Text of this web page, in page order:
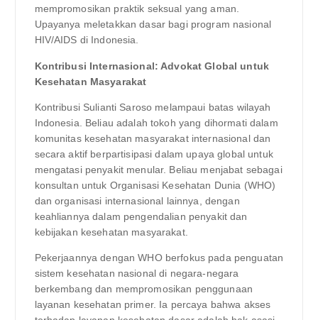
mempromosikan praktik seksual yang aman.
Upayanya meletakkan dasar bagi program nasional
HIV/AIDS di Indonesia.
Kontribusi Internasional: Advokat Global untuk
Kesehatan Masyarakat
Kontribusi Sulianti Saroso melampaui batas wilayah
Indonesia. Beliau adalah tokoh yang dihormati dalam
komunitas kesehatan masyarakat internasional dan
secara aktif berpartisipasi dalam upaya global untuk
mengatasi penyakit menular. Beliau menjabat sebagai
konsultan untuk Organisasi Kesehatan Dunia (WHO)
dan organisasi internasional lainnya, dengan
keahliannya dalam pengendalian penyakit dan
kebijakan kesehatan masyarakat.
Pekerjaannya dengan WHO berfokus pada penguatan
sistem kesehatan nasional di negara-negara
berkembang dan mempromosikan penggunaan
layanan kesehatan primer. Ia percaya bahwa akses